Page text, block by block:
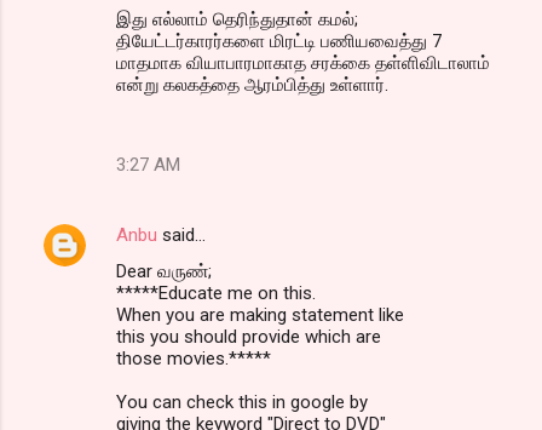
இது எல்லாம் தெரிந்துதான் கமல்;
தியேட்டர்காரர்களை மிரட்டி பணியவைத்து 7
மாதமாக வியாபாரமாகாத சரக்கை தள்ளிவிடாலாம்
என்று கலகத்தை ஆரம்பித்து உள்ளார்.
3:27 AM
Anbu said…
Dear வருண்;
*****Educate me on this.
When you are making statement like
this you should provide which are
those movies.*****
You can check this in google by
giving the keyword "Direct to DVD"